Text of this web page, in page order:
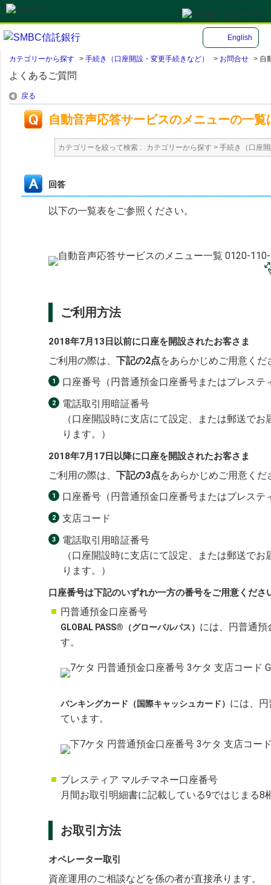
English
カテゴリーから探す > 手続き（口座開設・変更手続きなど） > お問合せ > 自
よくあるご質問
戻る
自動音声応答サービスのメニューの一覧
カテゴリーを絞って検索 : カテゴリーから探す > 手続き（口座
回答
以下の一覧表をご参照ください。
ご利用方法
2018年7月13日以前に口座を開設されたお客さま
ご利用の際は、 下記の2点をあらかじめご用意くだ
口座番号（円普通預金口座番号またはプレステ
電話取引用暗証番号
（口座開設時に支店にて設定、または郵送で
ります。）
2018年7月17日以降に口座を開設されたお客さま
ご利用の際は、 下記の3点をあらかじめご用意くだ
口座番号（円普通預金口座番号またはプレステ
支店コード
電話取引用暗証番号
（口座開設時に支店にて設定、または郵送で
ります。）
口座番号は下記のいずれか一方の番号をご用意くださ
円普通預金口座番号
GLOBAL PASS®（グローバルパス） には、円普通
す。
バンキングカード（国際キャッシュカード） には、
ています。
プレスティア マルチマネー口座番号
月間お取引明細書に記載している9ではじまる8
お取引方法
オペレーター取引
資産運用のご相談などを係の者が直接承ります。